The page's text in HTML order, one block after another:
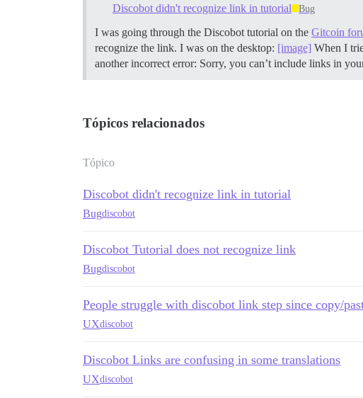
Discobot didn't recognize link in tutorial Bug
I was going through the Discobot tutorial on the Gitcoin
recognize the link. I was on the desktop: [image] When I
another incorrect error: Sorry, you can’t include links in
Tópicos relacionados
Tópico
Discobot didn't recognize link in tutorial
Bugdiscobot
Discobot Tutorial does not recognize link
Bugdiscobot
People struggle with discobot link step since copy/
UXdiscobot
Discobot Links are confusing in some translations
UXdiscobot